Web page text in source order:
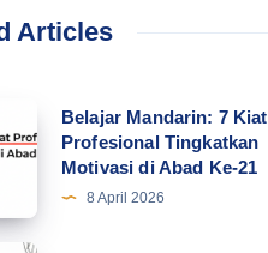
Articles
Belajar Mandarin: 7 Kiat
Profesional Tingkatkan
Motivasi di Abad Ke-21
8 April 2026